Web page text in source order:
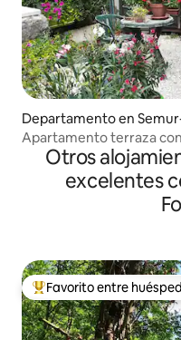
Departamento en
Apartamento terraza
centro de la ciudad
Otros
excelentes
Favorito entre los
Favorito entre